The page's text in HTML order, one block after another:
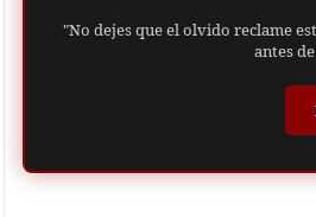
"No dejes que el olvido reclame
antes